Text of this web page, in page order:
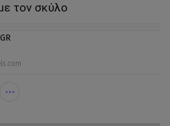
τον σκύλο